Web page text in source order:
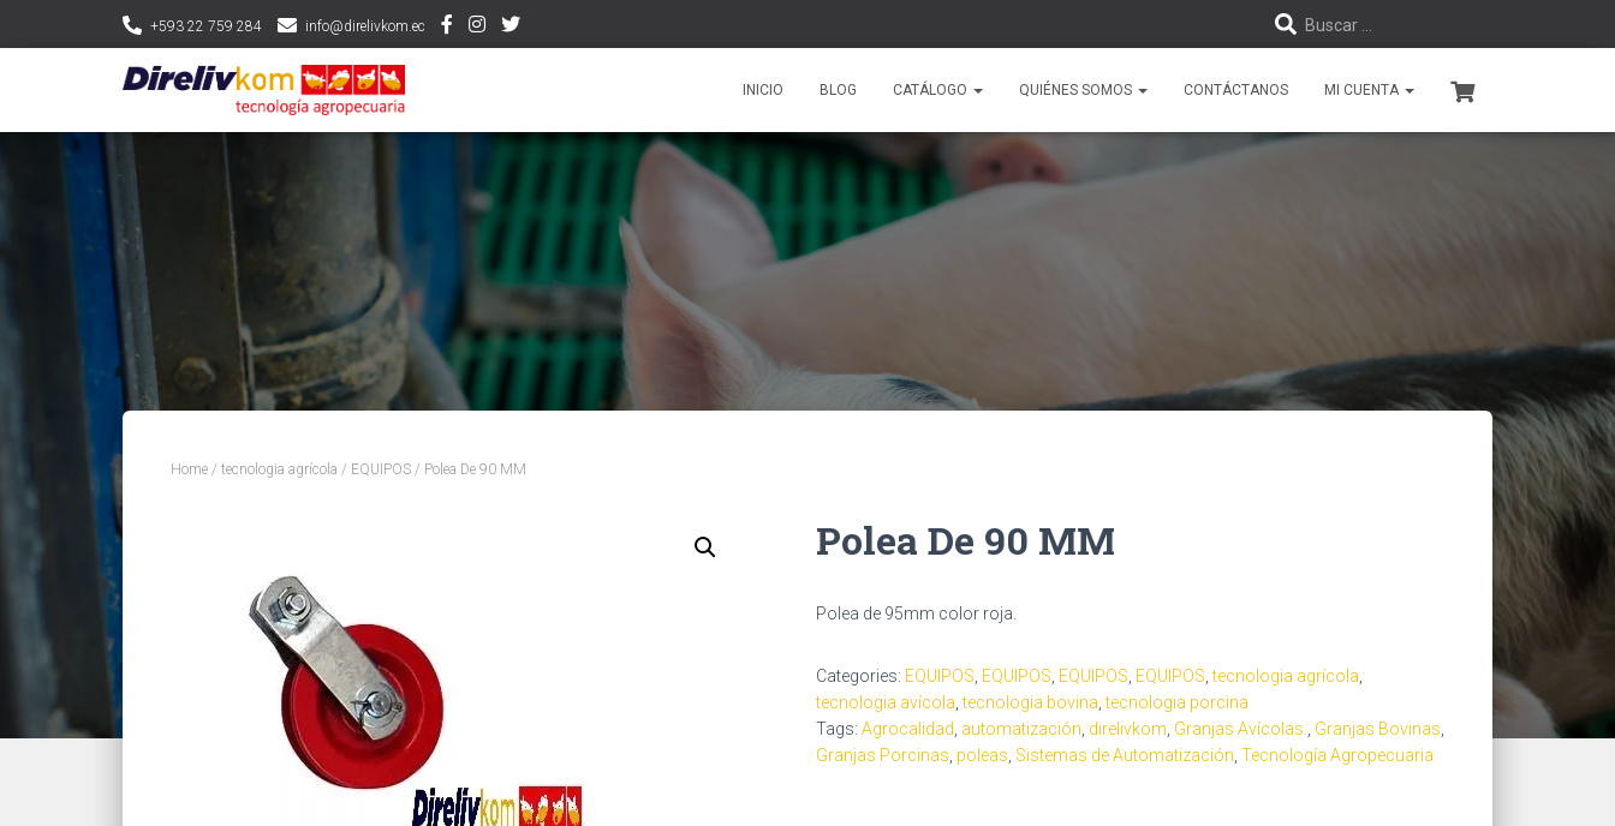
Buscar …
+593 22 759 284 info@direlivkom.ec
INICIO BLOG CATÁLOGO QUIÉNES SOMOS CONTÁCTANOS MI CUENTA
Home / tecnologia agrícola / EQUIPOS / Polea De 90 MM
Polea De 90 MM
Polea de 95mm color roja.
Categories: EQUIPOS EQUIPOS EQUIPOS EQUIPOS ,tecnologia agrícola
tecnologia avícola ,tecnologia bovina ,tecnologia porcina
Tags: Agrocalidad automatización direlivkom Granjas Avícolas. Granjas Bovinas
Granjas Porcinas poleas Sistemas de Automatización Tecnología Agropecuaria